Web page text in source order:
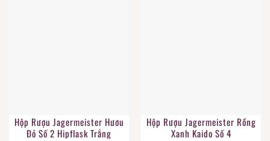
Hộp Rượu Jagermeister Hươu
Đỏ Số 2 Hipflask Trắng
Hộp Rượu Jagermeister Rồng
Xanh Kaido Số 4